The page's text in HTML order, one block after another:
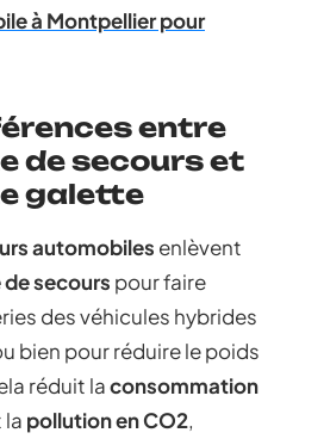
à Montpellier pour
entre
de secours et
galette
automobiles enlèvent
de secours pour faire
des véhicules hybrides
bien pour réduire le poids
réduit laconsommation
la pollution en CO2,